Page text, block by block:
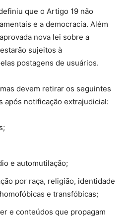
que o Artigo 19 não
e a democracia. Além
nova lei sobre a
sujeitos à
postagens de usuários.
devem retirar os seguintes
após notificação extrajudicial:
e automutilação;
por raça, religião, identidade
e transfóbicas;
e conteúdos que propagam